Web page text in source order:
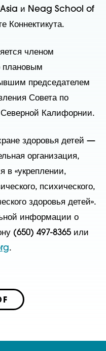
и Neag School of
Коннектикута.
членом
плановым
председателем
Совета по
Калифорнии.
здоровья детей —
организация,
в «укреплении,
психического,
здоровья детей».
информации о
(650) 497-8365 или
.